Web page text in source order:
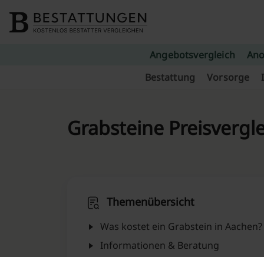
Angebotsvergleich
Bestattung
Vorsorge
Grabsteine
Themenübersicht
Was kostet ein Grabstein in Aachen⁠?
Informationen & Beratung